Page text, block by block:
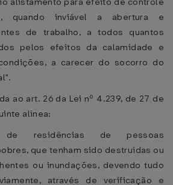
quando inviável a abertura e
de trabalho, a todos quantos
pelos efeitos da calamidade e
a carecer do socorro do
ao art. 26 da Lei nº 4.239, de 27 de
alínea:
de residências de pessoas
que tenham sido destruídas ou
ou inundações, devendo tudo
através de verificação e